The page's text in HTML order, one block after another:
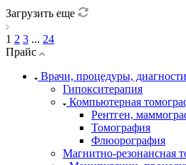
Загрузить еще
1 2 3 ... 24
Прайс
Врачи, процедуры,
Гипокситерапия
Компьютерная
Рентген,
Томография
Флюорография
Магнитно-резонансная